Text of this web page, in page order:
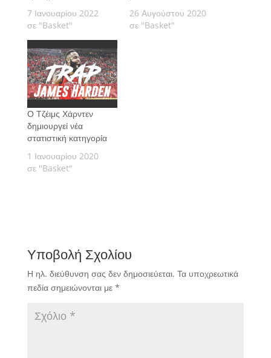
7 Ιανουαρίου 2022
σε "Basket"
26 Αυγούστου 2020
σε "Basket"
Ο Τζέιμς Χάρντεν
δημιουργεί νέα
στατιστική κατηγορία
1 Ιανουαρίου 2020
σε "Basket"
Υποβολή Σχολίου
Η ηλ. διεύθυνση σας δεν δημοσιεύεται. Τα υποχρεωτικά
πεδία σημειώνονται με *